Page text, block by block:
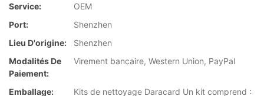
Service:
OEM
Port:
Shenzhen
Lieu D'origine:
Shenzhen
Modalités De
Paiement:
Virement bancaire, Western Union, PayPal
Emballage:
Kits de nettoyage Daracard Un kit comprend :